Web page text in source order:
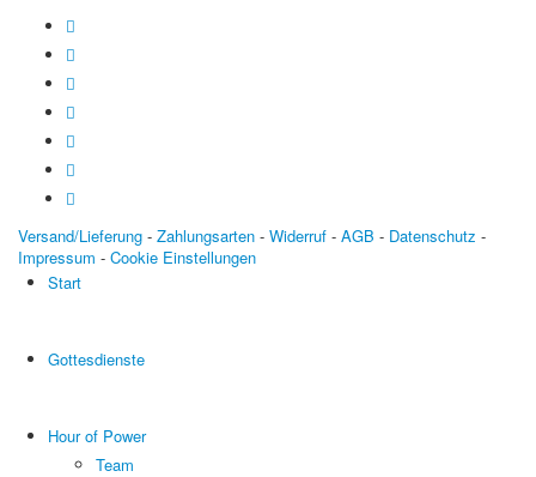
Versand/Lieferung - Zahlungsarten - Widerruf - AGB - Datenschutz -
Impressum - Cookie Einstellungen
Start
Gottesdienste
Hour of Power
Team